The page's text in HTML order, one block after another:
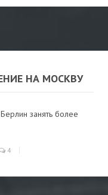
НА МОСКВУ
занять более
4